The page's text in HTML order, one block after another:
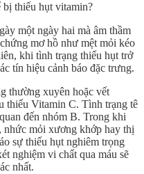
bị thiếu hụt vitamin?
một ngày hai mà âm thầm
mơ hồ như mệt mỏi kéo
khi tình trạng thiếu hụt trở
tín hiệu cảnh báo đặc trưng.
thường xuyên hoặc vết
thiếu Vitamin C. Tình trạng tê
đến nhóm B. Trong khi
nhức mỏi xương khớp hay thị
sự thiếu hụt nghiêm trọng
nghiệm vi chất qua máu sẽ
nhất.